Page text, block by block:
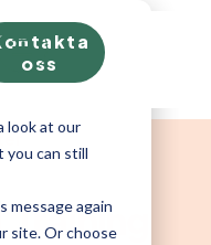
can really ruin
website does
look at our
can still
message again
site. Or choose
oss